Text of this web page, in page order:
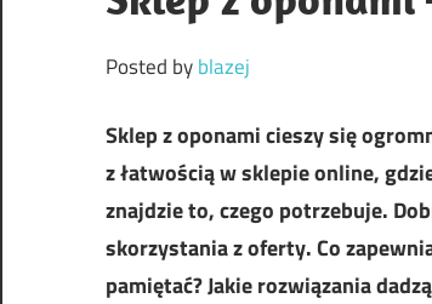
Posted byblazej
Sklep z oponami cieszy się
z łatwością w sklepie online,
znajdzie to, czego potrzebuje.
skorzystania z oferty. Co
pamiętać? Jakie rozwiązania